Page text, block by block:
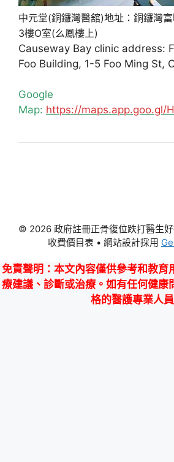
中元堂(銅鑼灣醫舘)地址：銅鑼灣
3樓O室(么鳳樓上)
Causeway Bay clinic address:
Foo Building, 1-5 Foo Ming St,
Google
Map: https://maps.app.goo.gl/
© 2026 政府註冊正骨復位跌打醫生
收費價目表 • 網站設計採用
免責聲明 ：本文內容僅供參考和教
療建議、診斷或治療。如有任何健康
格的醫護專業人員